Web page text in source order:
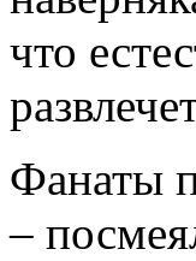
что
Фанаты
–